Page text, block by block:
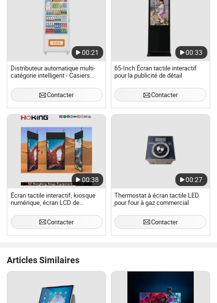
00:21
Distributeur automatique multi-
catégorie intelligent - Casiers
fonctionnement par écran tactile
Contacter
00:33
65-Inch Écran tactile interactif
pour la publicité de détail
Contacter
00:38
Écran tactile interactif, kiosque
numérique, écran LCD de
Contacter
00:27
Thermostat à écran tactile LED
pour four à gaz commercial
Contacter
Articles Similaires